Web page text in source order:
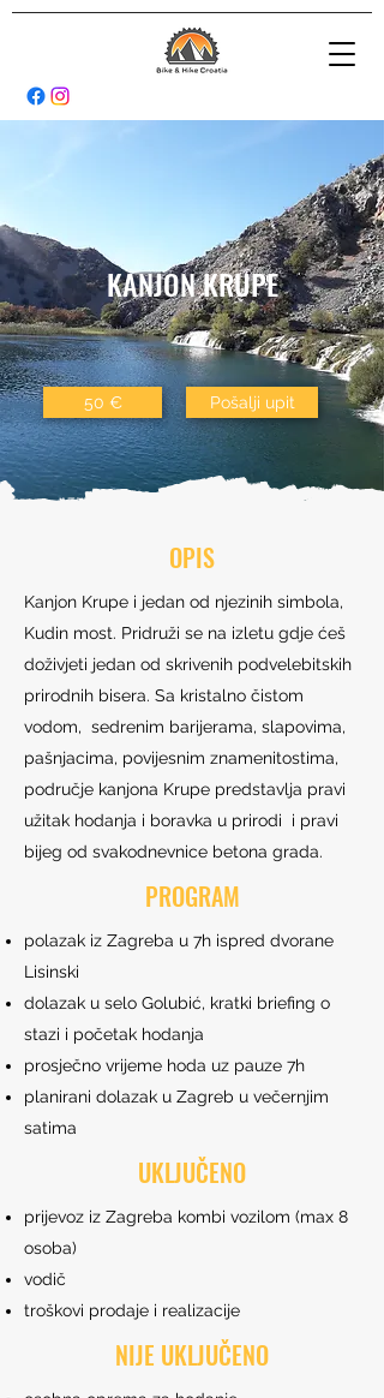
KANJON KRUPE
50 € Pošalji upit
OPIS
Kanjon Krupe i jedan od njezinih simbola,
Kudin most. Pridruži se na izletu gdje ćeš
doživjeti jedan od skrivenih podvelebitskih
prirodnih bisera. Sa kristalno čistom
vodom, sedrenim barijerama, slapovima,
pašnjacima, povijesnim znamenitostima,
područje kanjona Krupe predstavlja pravi
užitak hodanja i boravka u prirodi i pravi
bijeg od svakodnevnice betona grada.
PROGRAM
polazak iz Zagreba u 7h ispred dvorane
Lisinski
dolazak u selo Golubić, kratki briefing o
stazi i početak hodanja
prosječno vrijeme hoda uz pauze 7h
planirani dolazak u Zagreb u večernjim
satima
UKLJUČENO
prijevoz iz Zagreba kombi vozilom (max 8
osoba)
vodič
troškovi prodaje i realizacije
NIJE UKLJUČENO